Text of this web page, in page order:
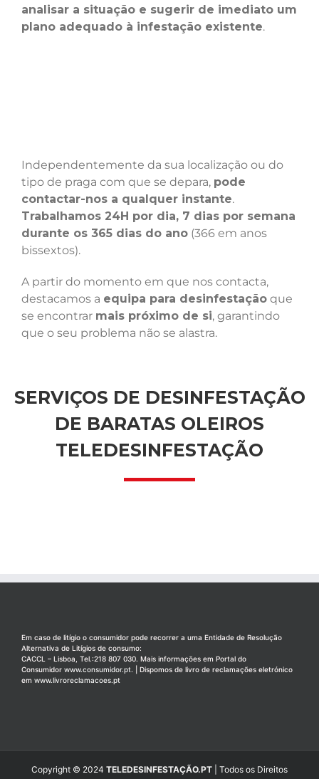
analisar a situação e sugerir de imediato um
plano adequado à infestação existente.
Independentemente da sua localização ou do
tipo de praga com que se depara, pode
contactar-nos a qualquer instante.
Trabalhamos 24H por dia, 7 dias por semana
durante os 365 dias do ano (366 em anos
bissextos).
A partir do momento em que nos contacta,
destacamos a equipa para desinfestação que
se encontrar mais próximo de si, garantindo
que o seu problema não se alastra.
SERVIÇOS DE DESINFESTAÇÃO
DE BARATAS OLEIROS
TELEDESINFESTAÇÃO
Em caso de litígio o consumidor pode recorrer a uma Entidade de Resolução
Alternativa de Litígios de consumo:
CACCL – Lisboa, Tel.:218 807 030. Mais informações em Portal do
Consumidor www.consumidor.pt. | Dispomos de livro de reclamações eletrónico
em www.livroreclamacoes.pt
Copyright © 2024 TELEDESINFESTAÇÃO.PT | Todos os Direitos